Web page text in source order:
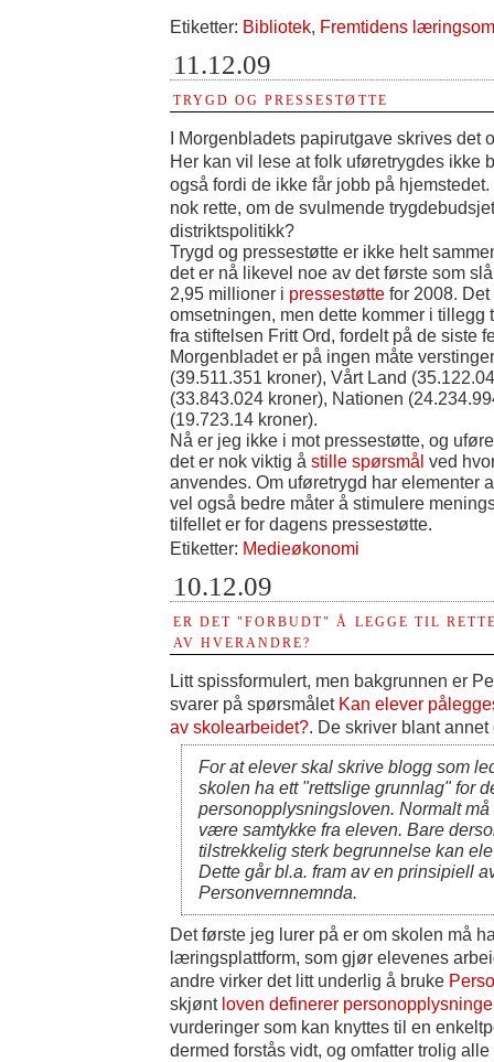
Etiketter: Bibliotek, Fremtidens
11.12.09
TRYGD OG PRESSESTØTTE
I Morgenbladets papirutgave skrives det
Her kan vil lese at folk uføretrygdes ikke
også fordi de ikke får jobb på
nok rette, om de svulmende
distriktspolitikk?
Trygd og pressestøtte er ikke helt
det er nå likevel noe av det første som
2,95 millioner i pressestøtte for 2008.
omsetningen, men dette kommer i tillegg
fra stiftelsen Fritt Ord, fordelt på de siste
Morgenbladet er på ingen måte
(39.511.351 kroner), Vårt Land
(33.843.024 kroner), Nationen
(19.723.14 kroner).
Nå er jeg ikke i mot pressestøtte, og
det er nok viktig å stille spørsmål ved
anvendes. Om uføretrygd har elementer
vel også bedre måter å stimulere
tilfellet er for dagens pressestøtte.
Etiketter: Medieøkonomi
10.12.09
ER DET "FORBUDT" Å LEGGE TIL
AV HVERANDRE?
Litt spissformulert, men bakgrunnen er
svarer på spørsmålet Kan elever
av skolearbeidet?. De skriver blant annet
For at elever skal skrive blogg som
skolen ha ett "rettslige grunnlag" for
personopplysningsloven. Normalt
være samtykke fra eleven. Bare
tilstrekkelig sterk begrunnelse kan
Dette går bl.a. fram av en prinsipiell
Personvernnemnda.
Det første jeg lurer på er om skolen må
læringsplattform, som gjør elevenes
andre virker det litt underlig å bruke
skjønt loven definerer
vurderinger som kan knyttes til en
dermed forstås vidt, og omfatter trolig